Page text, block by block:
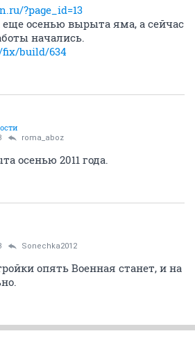
?page_id=13
осенью вырыта яма, а сейчас
начались.
build/634
roma_aboz
осенью 2011 года.
Sonechka2012
опять Военная станет, и на